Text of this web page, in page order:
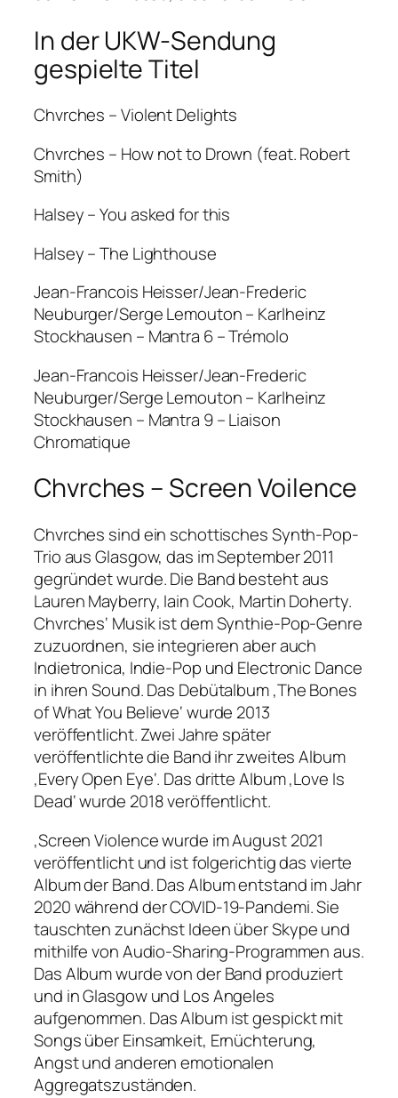
In der UKW-Sendung
gespielte Titel
Chvrches – Violent Delights
Chvrches – How not to Drown (feat. Robert
Smith)
Halsey – You asked for this
Halsey – The Lighthouse
Jean-Francois Heisser/Jean-Frederic
Neuburger/Serge Lemouton – Karlheinz
Stockhausen – Mantra 6 – Trémolo
Jean-Francois Heisser/Jean-Frederic
Neuburger/Serge Lemouton – Karlheinz
Stockhausen – Mantra 9 – Liaison
Chromatique
Chvrches – Screen Voilence
Chvrches sind ein schottisches Synth-Pop-
Trio aus Glasgow, das im September 2011
gegründet wurde. Die Band besteht aus
Lauren Mayberry, Iain Cook, Martin Doherty.
Chvrches‘ Musik ist dem Synthie-Pop-Genre
zuzuordnen, sie integrieren aber auch
Indietronica, Indie-Pop und Electronic Dance
in ihren Sound. Das Debütalbum ‚The Bones
of What You Believe‘ wurde 2013
veröffentlicht. Zwei Jahre später
veröffentlichte die Band ihr zweites Album
‚Every Open Eye‘. Das dritte Album ‚Love Is
Dead‘ wurde 2018 veröffentlicht.
‚Screen Violence wurde im August 2021
veröffentlicht und ist folgerichtig das vierte
Album der Band. Das Album entstand im Jahr
2020 während der COVID-19-Pandemi. Sie
tauschten zunächst Ideen über Skype und
mithilfe von Audio-Sharing-Programmen aus.
Das Album wurde von der Band produziert
und in Glasgow und Los Angeles
aufgenommen. Das Album ist gespickt mit
Songs über Einsamkeit, Ernüchterung,
Angst und anderen emotionalen
Aggregatszuständen.